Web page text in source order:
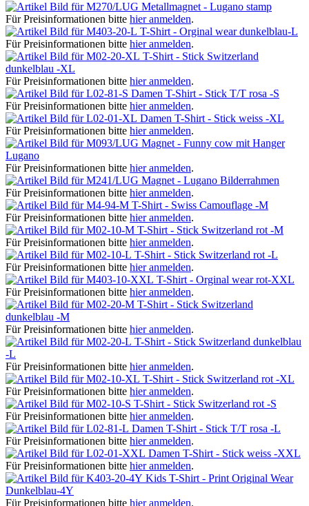
Metallmagnet - Lugano stamp
Für Preisinformationen bitte hier anmelden.
T-Shirt - Orginal wear dunkelblau-L
Für Preisinformationen bitte hier anmelden.
T-Shirt - Stick Switzerland
dunkelblau -XL
Für Preisinformationen bitte hier anmelden.
Damen T-Shirt - Stick T/T rosa -S
Für Preisinformationen bitte hier anmelden.
Damen T-Shirt - Stick weiss -XL
Für Preisinformationen bitte hier anmelden.
Magnet - Funny cow mit Hanger
Lugano
Für Preisinformationen bitte hier anmelden.
Magnet - Lugano Bilderrahmen
Für Preisinformationen bitte hier anmelden.
T-Shirt - Swiss Camouflage -M
Für Preisinformationen bitte hier anmelden.
T-Shirt - Stick Switzerland rot -M
Für Preisinformationen bitte hier anmelden.
T-Shirt - Stick Switzerland rot -L
Für Preisinformationen bitte hier anmelden.
T-Shirt - Orginal wear rot-XXL
Für Preisinformationen bitte hier anmelden.
T-Shirt - Stick Switzerland
dunkelblau -M
Für Preisinformationen bitte hier anmelden.
T-Shirt - Stick Switzerland dunkelblau
-L
Für Preisinformationen bitte hier anmelden.
T-Shirt - Stick Switzerland rot -XL
Für Preisinformationen bitte hier anmelden.
T-Shirt - Stick Switzerland rot -S
Für Preisinformationen bitte hier anmelden.
Damen T-Shirt - Stick T/T rosa -L
Für Preisinformationen bitte hier anmelden.
Damen T-Shirt - Stick weiss -XXL
Für Preisinformationen bitte hier anmelden.
Kids T-Shirt - Print Original Wear
Dunkelblau-4Y
Für Preisinformationen bitte hier anmelden.